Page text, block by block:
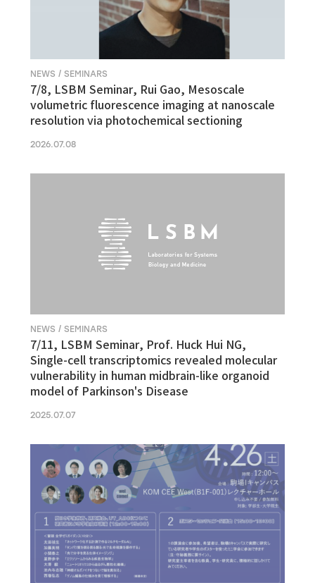
NEWS / SEMINARS
7/8, LSBM Seminar, Rui Gao, Mesoscale
volumetric fluorescence imaging at nanoscale
resolution via photochemical sectioning
2026.07.08
NEWS / SEMINARS
7/11, LSBM Seminar, Prof. Huck Hui NG,
Single-cell transcriptomics revealed molecular
vulnerability in human midbrain-like organoid
model of Parkinson's Disease
2025.07.07